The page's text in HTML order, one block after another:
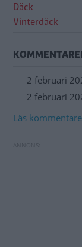
Däck
Vinterdäck
2 februari
2 februari
Läs